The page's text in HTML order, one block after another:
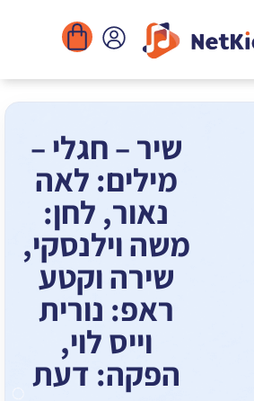
שיר – חגלי –
מילים: לאה
נאור, לחן:
משה וילנסקי,
שירה וקטע
ראפ: נורית
וייס לוי,
הפקה: דעת